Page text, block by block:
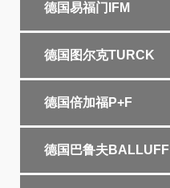
德国易福门IFM
德国图尔克TURCK
德国倍加福P+F
德国巴鲁夫BALLUFF